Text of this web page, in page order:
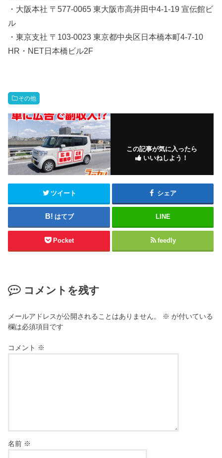
・大阪本社 〒577-0065 東大阪市高井田中4-1-19 宣伝館ビ
ル
・東京支社 〒103-0023 東京都中央区日本橋本町4-7-10
HR・NET日本橋ビル2F
その他
この記事が気に入ったら
いいねしよう！
ツイート シェア
はてブ LINE
Pocket feedly
コメントを残す
メールアドレスが公開されることはありません。 ※ が付いている
欄は必須項目です
コメント ※
名前 ※